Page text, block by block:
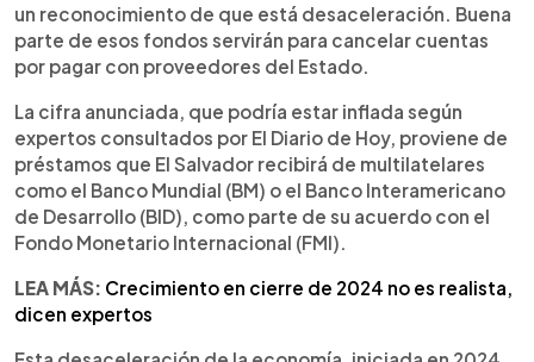
un reconocimiento de que está desaceleración. Buena
parte de esos fondos servirán para cancelar cuentas
por pagar con proveedores del Estado.
La cifra anunciada, que podría estar inflada según
expertos consultados por El Diario de Hoy, proviene de
préstamos que El Salvador recibirá de multilatelares
como el Banco Mundial (BM) o el Banco Interamericano
de Desarrollo (BID), como parte de su acuerdo con el
Fondo Monetario Internacional (FMI).
LEA MÁS: Crecimiento en cierre de 2024 no es realista,
dicen expertos